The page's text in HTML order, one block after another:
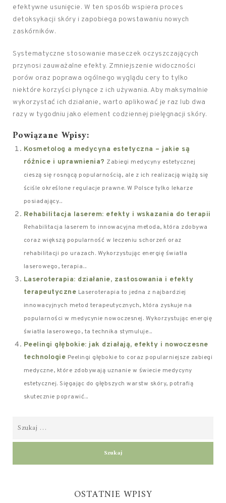
efektywne usunięcie. W ten sposób wspiera proces
detoksykacji skóry i zapobiega powstawaniu nowych
zaskórników.
Systematyczne stosowanie maseczek oczyszczających
przynosi zauważalne efekty. Zmniejszenie widoczności
porów oraz poprawa ogólnego wyglądu cery to tylko
niektóre korzyści płynące z ich używania. Aby maksymalnie
wykorzystać ich działanie, warto aplikować je raz lub dwa
razy w tygodniu jako element codziennej pielęgnacji skóry.
Powiązane Wpisy:
Kosmetolog a medycyna estetyczna – jakie są
różnice i uprawnienia? Zabiegi medycyny estetycznej
cieszą się rosnącą popularnością, ale z ich realizacją wiążą się
ściśle określone regulacje prawne. W Polsce tylko lekarze
posiadający...
Rehabilitacja laserem: efekty i wskazania do terapii
Rehabilitacja laserem to innowacyjna metoda, która zdobywa
coraz większą popularność w leczeniu schorzeń oraz
rehabilitacji po urazach. Wykorzystując energię światła
laserowego, terapia...
Laseroterapia: działanie, zastosowania i efekty
terapeutyczne Laseroterapia to jedna z najbardziej
innowacyjnych metod terapeutycznych, która zyskuje na
popularności w medycynie nowoczesnej. Wykorzystując energię
światła laserowego, ta technika stymuluje...
Peelingi głębokie: jak działają, efekty i nowoczesne
technologie Peelingi głębokie to coraz popularniejsze zabiegi
medyczne, które zdobywają uznanie w świecie medycyny
estetycznej. Sięgając do głębszych warstw skóry, potrafią
skutecznie poprawić...
OSTATNIE WPISY